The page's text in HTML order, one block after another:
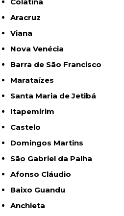
Aracruz
Viana
Nova Venécia
Barra de São Francisco
Marataízes
Santa Maria de Jetibá
Itapemirim
Castelo
Domingos Martins
São Gabriel da Palha
Afonso Cláudio
Baixo Guandu
Anchieta